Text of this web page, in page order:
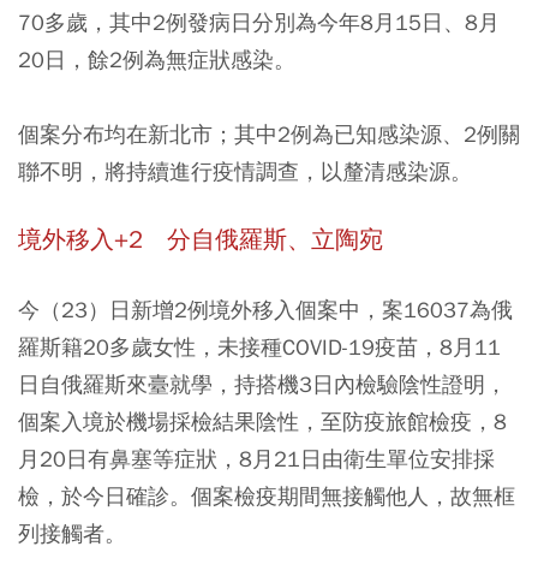
70多歲，其中2例發病日分別為今年8月15日、8月
20日，餘2例為無症狀感染。
個案分布均在新北市；其中2例為已知感染源、2例關
聯不明，將持續進行疫情調查，以釐清感染源。
境外移入+2 分自俄羅斯、立陶宛
今（23）日新增2例境外移入個案中，案16037為俄
羅斯籍20多歲女性，未接種COVID-19疫苗，8月11
日自俄羅斯來臺就學，持搭機3日內檢驗陰性證明，
個案入境於機場採檢結果陰性，至防疫旅館檢疫，8
月20日有鼻塞等症狀，8月21日由衛生單位安排採
檢，於今日確診。個案檢疫期間無接觸他人，故無框
列接觸者。